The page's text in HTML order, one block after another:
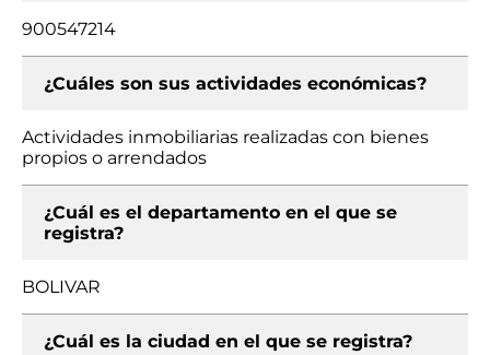
900547214
¿Cuáles son sus actividades económicas?
Actividades inmobiliarias realizadas con bienes
propios o arrendados
¿Cuál es el departamento en el que se
registra?
BOLIVAR
¿Cuál es la ciudad en el que se registra?